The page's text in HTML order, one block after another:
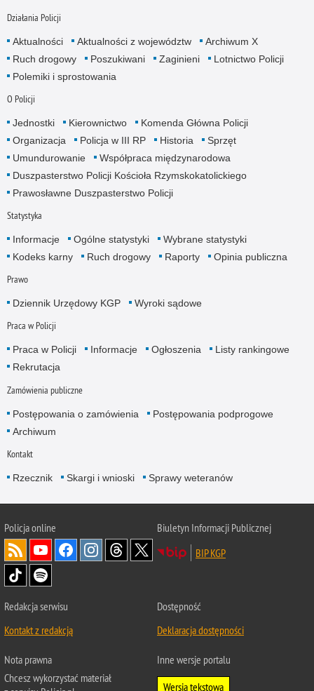
Działania Policji
Aktualności Aktualności z województw
Archiwum X
Ruch drogowy
Poszukiwani Zaginieni
Lotnictwo Policji
Polemiki i sprostowania
O Policji
Jednostki Kierownictwo
Komenda Główna Policji
Organizacja
Policja w III RP Historia
Sprzęt
Umundurowanie
Współpraca międzynarodowa
Duszpasterstwo Policji Kościoła Rzymskokatolickiego
Prawosławne Duszpasterstwo Policji
Statystyka
Informacje Ogólne statystyki
Wybrane statystyki
Kodeks karny
Ruch drogowy Raporty Opinia publiczna
Prawo
Dziennik Urzędowy KGP Wyroki sądowe
Praca w Policji
Praca w Policji Informacje Ogłoszenia
Listy rankingowe
Rekrutacja
Zamówienia publiczne
Postępowania o zamówienia
Postępowania podprogowe
Archiwum
Kontakt
Rzecznik Skargi i wnioski Sprawy weteranów
Policjaonline
Biuletyn Informacji Publicznej
BIP KGP
Redakcja serwisu
Kontakt z redakcją
Dostępność
Deklaracja dostępności
Nota prawna
Chcesz wykorzystać materiał
Inne wersje portalu
Wersja tekstowa